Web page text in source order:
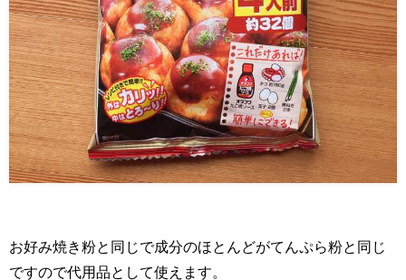
お好み焼き粉と同じで成分のほとんどがてんぷら粉と同じ
ですので代用品として使えます。